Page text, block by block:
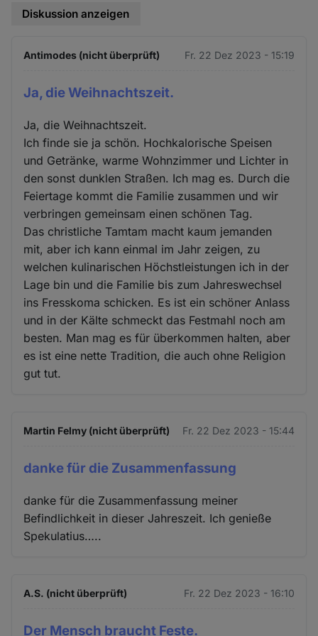
Diskussion anzeigen
Antimodes (nicht überprüft) Fr. 22 Dez 2023 - 15:19
Ja, die Weihnachtszeit.
Ja, die Weihnachtszeit.
Ich finde sie ja schön. Hochkalorische Speisen
und Getränke, warme Wohnzimmer und Lichter in
den sonst dunklen Straßen. Ich mag es. Durch die
Feiertage kommt die Familie zusammen und wir
verbringen gemeinsam einen schönen Tag.
Das christliche Tamtam macht kaum jemanden
mit, aber ich kann einmal im Jahr zeigen, zu
welchen kulinarischen Höchstleistungen ich in der
Lage bin und die Familie bis zum Jahreswechsel
ins Fresskoma schicken. Es ist ein schöner Anlass
und in der Kälte schmeckt das Festmahl noch am
besten. Man mag es für überkommen halten, aber
es ist eine nette Tradition, die auch ohne Religion
gut tut.
Martin Felmy (nicht überprüft) Fr. 22 Dez 2023 - 15:44
danke für die Zusammenfassung
danke für die Zusammenfassung meiner
Befindlichkeit in dieser Jahreszeit. Ich genieße
Spekulatius…..
A.S. (nicht überprüft) Fr. 22 Dez 2023 - 16:10
Der Mensch braucht Feste.